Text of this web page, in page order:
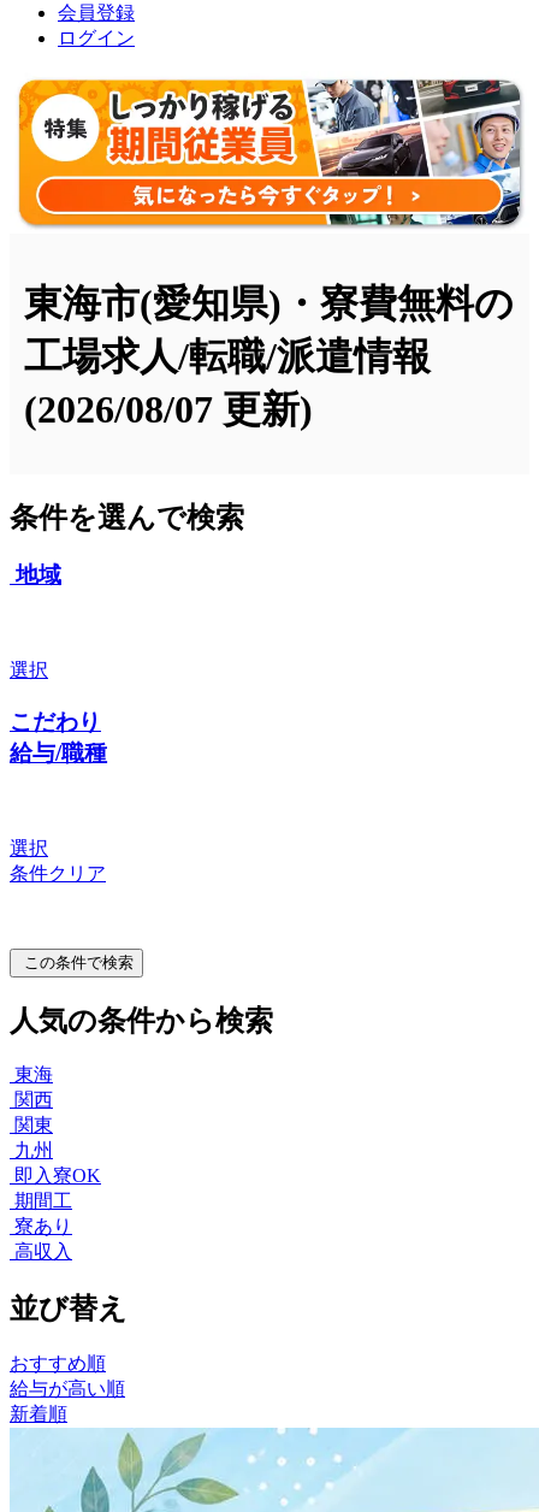
会員登録
ログイン
東海市(愛知県)・寮費無料の
工場求人/転職/派遣情報
(2026/08/07 更新)
条件を選んで検索
地域
選択
こだわり
給与/職種
選択
条件クリア
この条件で検索
人気の条件から検索
東海
関西
関東
九州
即入寮OK
期間工
寮あり
高収入
並び替え
おすすめ順
給与が高い順
新着順